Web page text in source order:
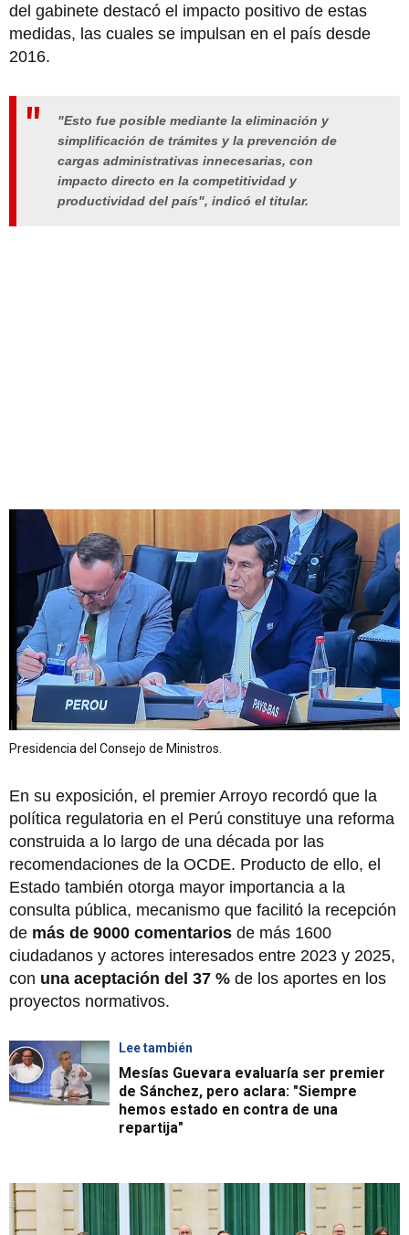
del gabinete destacó el impacto positivo de estas
medidas, las cuales se impulsan en el país desde
2016.
"Esto fue posible mediante la eliminación y
simplificación de trámites y la prevención de
cargas administrativas innecesarias, con
impacto directo en la competitividad y
productividad del país", indicó el titular.
Presidencia del Consejo de Ministros.
En su exposición, el premier Arroyo recordó que la
política regulatoria en el Perú constituye una reforma
construida a lo largo de una década por las
recomendaciones de la OCDE. Producto de ello, el
Estado también otorga mayor importancia a la
consulta pública, mecanismo que facilitó la recepción
de más de 9000 comentarios de más 1600
ciudadanos y actores interesados entre 2023 y 2025,
con una aceptación del 37 % de los aportes en los
proyectos normativos.
Lee también
Mesías Guevara evaluaría ser premier
de Sánchez, pero aclara: "Siempre
hemos estado en contra de una
repartija"